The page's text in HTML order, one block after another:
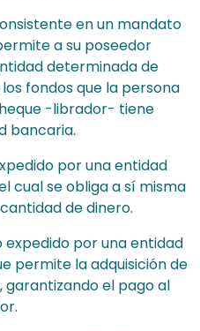
en un mandato
a su poseedor
determinada de
fondos que la persona
-librador- tiene
bancaria.
por una entidad
cual se obliga a sí misma
de dinero.
expedido por una entidad
permite la adquisición de
el pago al